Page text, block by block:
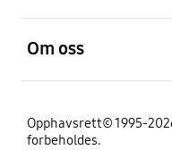
Om oss
Opphavsrett© 1995-
forbeholdes.